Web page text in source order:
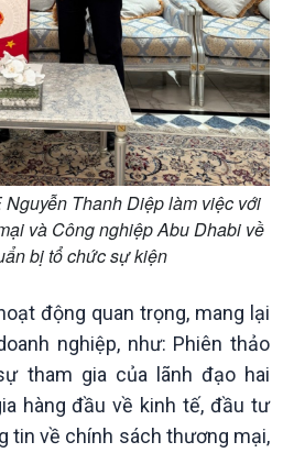
Tâm tình biên giới và hải
đảo
Tìm hiểu biển, đảo Việt
Nam
Khoa học & Công nghệ
Tin Khoa học & Công nghệ
Kết nối công nghệ
Sống chung với biến đổi
Thanh Diệp làm việc với
và Công nghiệp Abu Dhabi về
bị tổ chức sự kiện
động quan trọng, mang lại
nghiệp, như: Phiên thảo
tham gia của lãnh đạo hai
hàng đầu về kinh tế, đầu tư
tin về chính sách thương mại,